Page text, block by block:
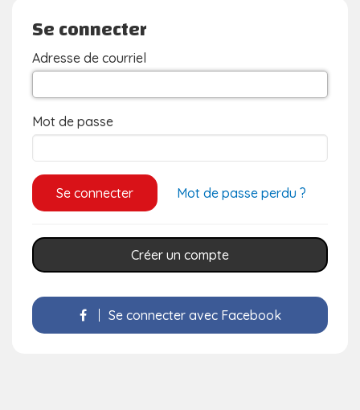
Se connecter
Adresse de courriel
Mot de passe
Mot de passe perdu ?
Créer un compte